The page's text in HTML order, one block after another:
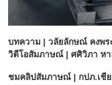
บทความ | วลัยลักษณ์ คงพร
วิดีโอสัมภาษณ์ | ศศิวิภา ห
ชมคลิปสัมภาษณ์ | กปภ.เชีย